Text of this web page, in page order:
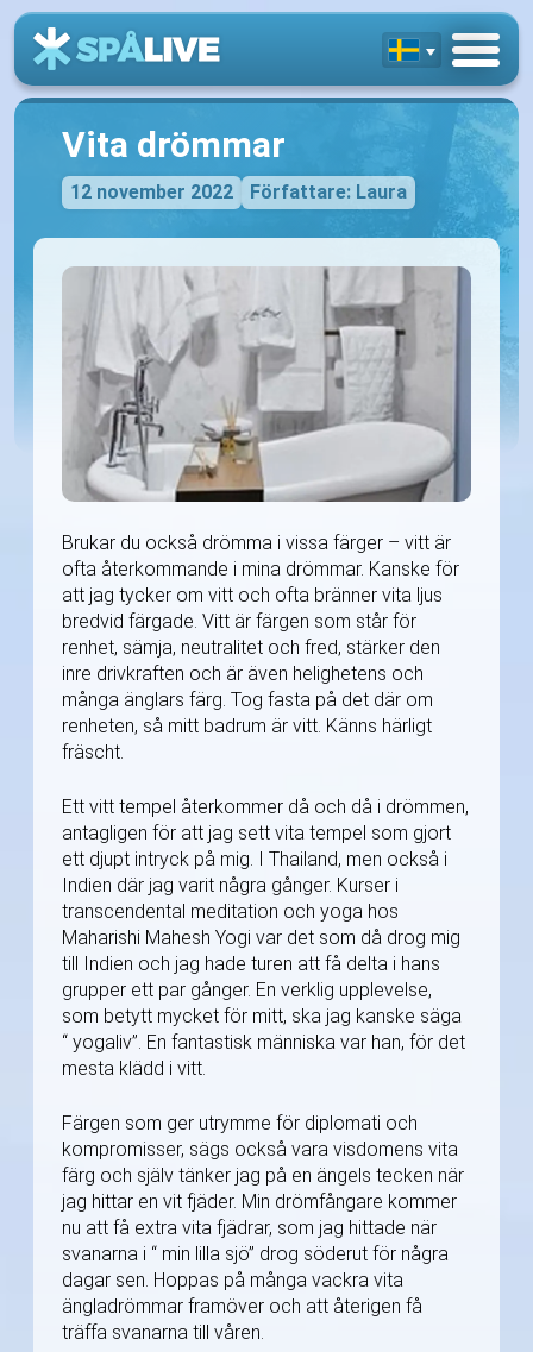
Vita drömmar
12 november 2022 Författare: Laura
Brukar du också drömma i vissa färger – vitt är
ofta återkommande i mina drömmar. Kanske för
att jag tycker om vitt och ofta bränner vita ljus
bredvid färgade. Vitt är färgen som står för
renhet, sämja, neutralitet och fred, stärker den
inre drivkraften och är även helighetens och
många änglars färg. Tog fasta på det där om
renheten, så mitt badrum är vitt. Känns härligt
fräscht.
Ett vitt tempel återkommer då och då i drömmen,
antagligen för att jag sett vita tempel som gjort
ett djupt intryck på mig. I Thailand, men också i
Indien där jag varit några gånger. Kurser i
transcendental meditation och yoga hos
Maharishi Mahesh Yogi var det som då drog mig
till Indien och jag hade turen att få delta i hans
grupper ett par gånger. En verklig upplevelse,
som betytt mycket för mitt, ska jag kanske säga
“ yogaliv”. En fantastisk människa var han, för det
mesta klädd i vitt.
Färgen som ger utrymme för diplomati och
kompromisser, sägs också vara visdomens vita
färg och själv tänker jag på en ängels tecken när
jag hittar en vit fjäder. Min drömfångare kommer
nu att få extra vita fjädrar, som jag hittade när
svanarna i “ min lilla sjö” drog söderut för några
dagar sen. Hoppas på många vackra vita
ängladrömmar framöver och att återigen få
träffa svanarna till våren.